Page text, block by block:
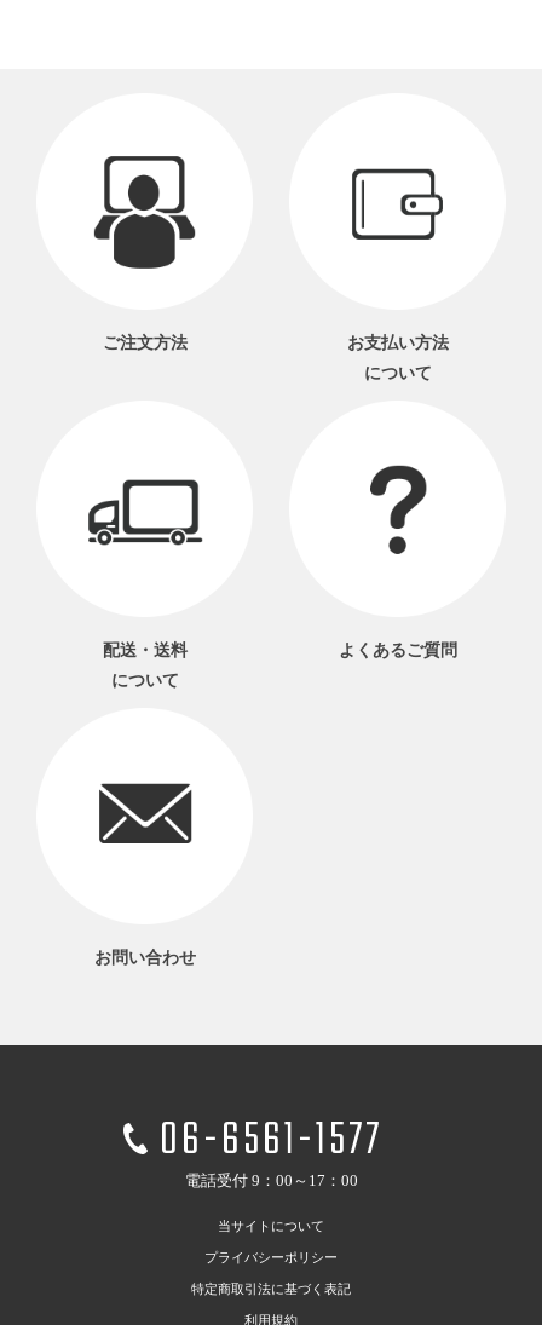
ご注文方法
お支払い方法
について
配送・送料
について
よくあるご質問
お問い合わせ
06-6561-1577
電話受付 9：00～17：00
当サイトについて
プライバシーポリシー
特定商取引法に基づく表記
利用規約